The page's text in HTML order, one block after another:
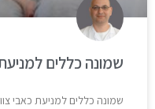
שמונה כללים